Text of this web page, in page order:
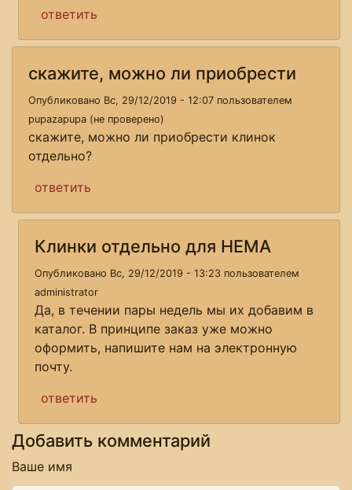
ответить
скажите, можно ли приобрести
Опубликовано Вс, 29/12/2019 - 12:07 пользователем
pupazapupa (не проверено)
скажите, можно ли приобрести клинок
отдельно?
ответить
Клинки отдельно для HEMA
Опубликовано Вс, 29/12/2019 - 13:23 пользователем
administrator
Да, в течении пары недель мы их добавим в
каталог. В принципе заказ уже можно
оформить, напишите нам на электронную
почту.
ответить
Добавить комментарий
Ваше имя